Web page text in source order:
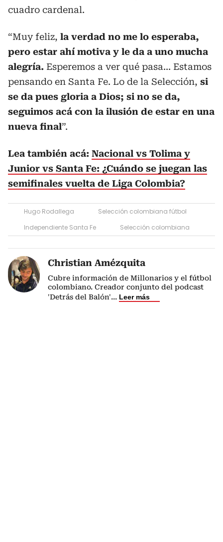
cuadro cardenal.
“Muy feliz, la verdad no me lo esperaba,
pero estar ahí motiva y le da a uno mucha
alegría. Esperemos a ver qué pasa... Estamos
pensando en Santa Fe. Lo de la Selección, si
se da pues gloria a Dios; si no se da,
seguimos acá con la ilusión de estar en una
nueva final”.
Lea también acá: Nacional vs Tolima y
Junior vs Santa Fe: ¿Cuándo se juegan las
semifinales vuelta de Liga Colombia?
Hugo Rodallega
Selección colombiana fútbol
Independiente Santa Fe
Selección colombiana
Christian Amézquita
Cubre información de Millonarios y el fútbol
colombiano. Creador conjunto del podcast
'Detrás del Balón'... Leer más